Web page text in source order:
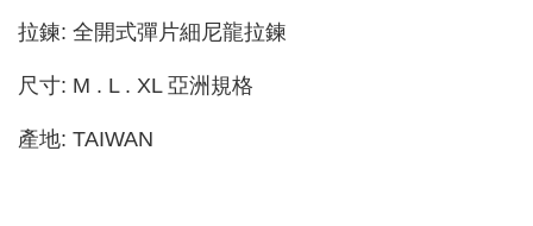
拉鍊: 全開式彈片細尼龍拉鍊
尺寸: M . L . XL 亞洲規格
產地: TAIWAN